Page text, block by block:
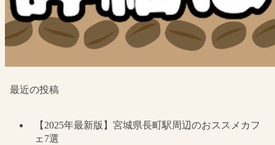
最近の投稿
【2025年最新版】宮城県長町駅周辺のおススメカフ
ェ7選